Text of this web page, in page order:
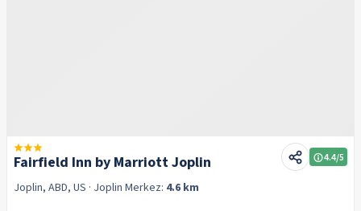
Fairfield Inn by Marriott Joplin 4.4/5
Joplin, ABD, US · Joplin Merkez: 4.6 km